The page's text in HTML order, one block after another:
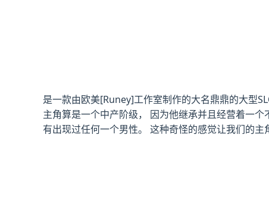
是一款由欧美[Runey]工作室制作的大名鼎鼎的大型
主角算是一个中产阶级， 因为他继承并且经营着一
有出现过任何一个男性。 这种奇怪的感觉让我们的